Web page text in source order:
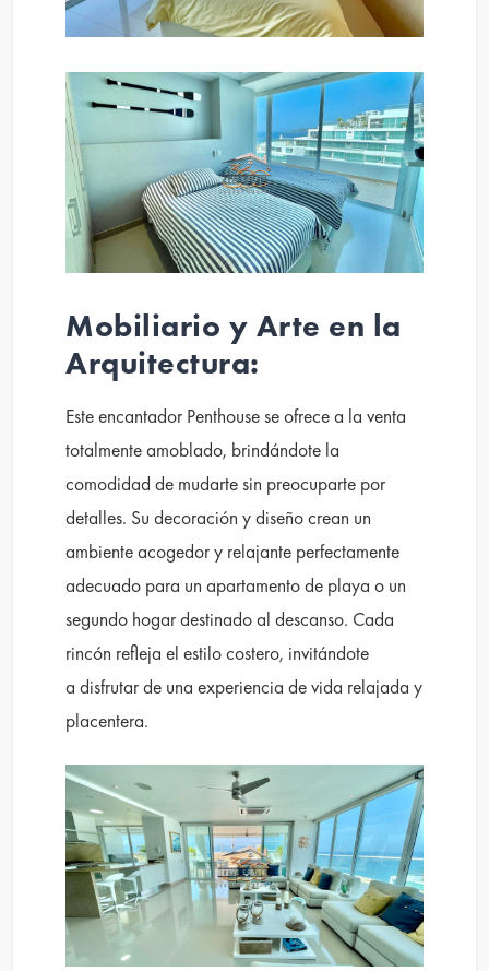
Mobiliario y Arte en la
Arquitectura:
Este encantador Penthouse se ofrece a la venta
totalmente amoblado, brindándote la
comodidad de mudarte sin preocuparte por
detalles. Su decoración y diseño crean un
ambiente acogedor y relajante perfectamente
adecuado para un apartamento de playa o un
segundo hogar destinado al descanso. Cada
rincón refleja el estilo costero, invitándote
a disfrutar de una experiencia de vida relajada y
placentera.